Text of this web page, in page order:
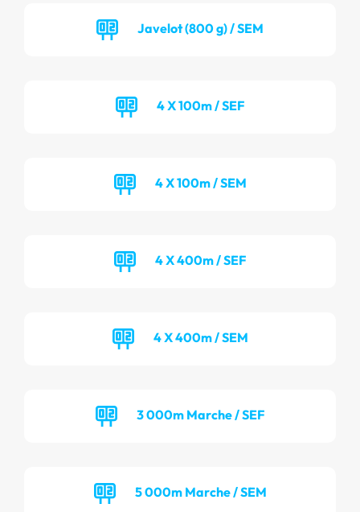
Javelot (800 g) / SEM
4 X 100m / SEF
4 X 100m / SEM
4 X 400m / SEF
4 X 400m / SEM
3 000m Marche / SEF
5 000m Marche / SEM